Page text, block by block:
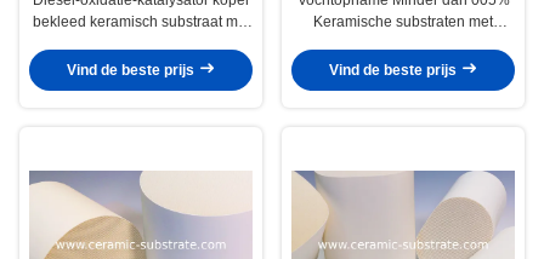
bekleed keramisch substraat met
005% geschikt voor automobiel-
en elektronische behuizingen
Vind de beste prijs
Keramische substraten met
10 Watt voor prestaties
Vind de beste prijs